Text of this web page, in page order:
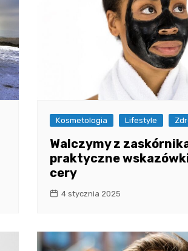
Kosmetologia Lifestyle
Walczymy z
praktyczne
cery
4 stycznia 2025